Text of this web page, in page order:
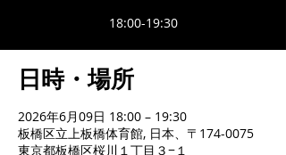
18:00-19:30
日時・場所
2026年6月09日 18:00 – 19:30
板橋区立上板橋体育館, 日本、〒174-0075
東京都板橋区桜川１丁目３−１